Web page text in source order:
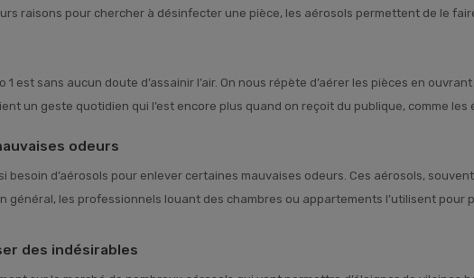
raisons pour chercher à désinfecter une pièce, les aérosols permettent de le
1 est sans aucun doute d’assainir l’air. On nous répète d’aérer les pièces en
un geste quotidien qui l’est encore plus quand on reçoit du publique, comme
odeurs
besoin d’aérosols pour enlever certaines mauvaises odeurs. Ces aérosols,
général, les professionnels louant des chambres ou appartements l’utilisent
des indésirables